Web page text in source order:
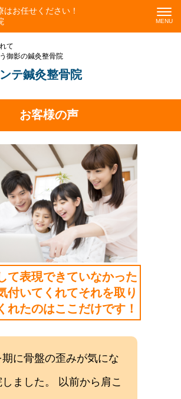
お任せください！
テ鍼灸整骨院
て
御影の鍼灸整骨院
お客様の声
て表現できていなかった
付いてくれてそれを取り
れたのはここだけです！
期に骨盤の歪みが気にな
しました。 以前から肩こ